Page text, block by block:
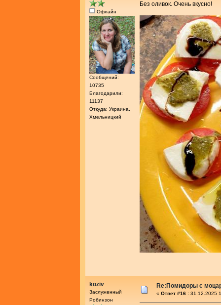
Офлайн
Сообщений:
10735
Благодарили:
11137
Откуда: Украина,
Хмельницкий
Без оливок. Очень вкусно!
koziv
Заслуженный
Робинзон
Re:Помидоры с
« Ответ #16 : 31.12.2025